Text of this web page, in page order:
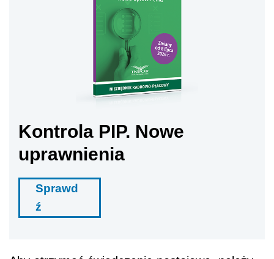
Kontrola PIP. Nowe
uprawnienia
Sprawd
ź